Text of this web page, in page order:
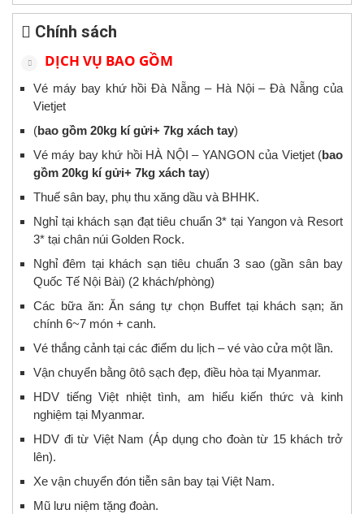
Chính sách
DỊCH VỤ BAO GỒM
Vé máy bay khứ hồi Đà Nẵng – Hà Nội – Đà Nẵng của
Vietjet
(bao gồm 20kg kí gửi+ 7kg xách tay)
Vé máy bay khứ hồi HÀ NỘI – YANGON của Vietjet (bao
gồm 20kg kí gửi+ 7kg xách tay)
Thuế sân bay, phụ thu xăng dầu và BHHK.
Nghỉ tại khách sạn đạt tiêu chuẩn 3* tại Yangon và Resort
3* tại chân núi Golden Rock.
Nghỉ đêm tại khách sạn tiêu chuẩn 3 sao (gần sân bay
Quốc Tế Nội Bài) (2 khách/phòng)
Các bữa ăn: Ăn sáng tự chọn Buffet tại khách sạn; ăn
chính 6~7 món + canh.
Vé thắng cảnh tại các điểm du lịch – vé vào cửa một lần.
Vận chuyển bằng ôtô sạch đẹp, điều hòa tại Myanmar.
HDV tiếng Việt nhiệt tình, am hiểu kiến thức và kinh
nghiệm tại Myanmar.
HDV đi từ Việt Nam (Áp dụng cho đoàn từ 15 khách trở
lên).
Xe vận chuyển đón tiễn sân bay tại Việt Nam.
Mũ lưu niệm tặng đoàn.